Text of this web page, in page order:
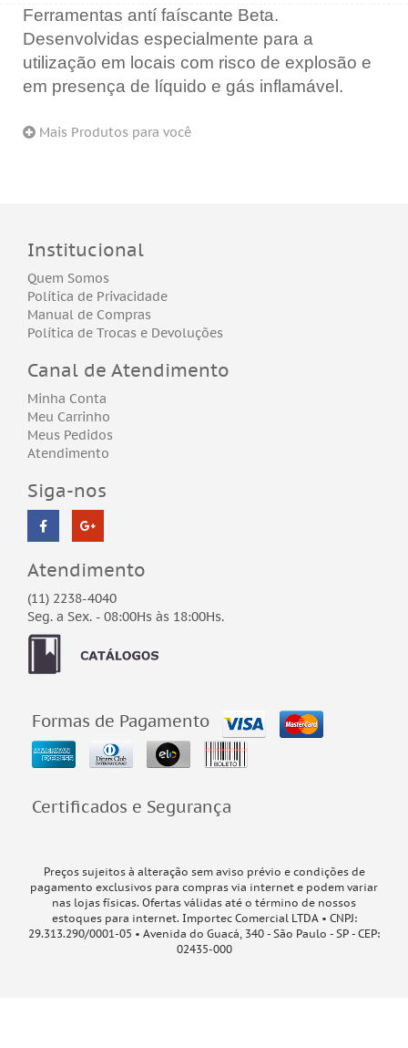
Ferramentas antí faíscante Beta.
Desenvolvidas especialmente para a
utilização em locais com risco de explosão e
em presença de líquido e gás inflamável.
Mais Produtos para você
Institucional
Quem Somos
Política de Privacidade
Manual de Compras
Política de Trocas e Devoluções
Canal de Atendimento
Minha Conta
Meu Carrinho
Meus Pedidos
Atendimento
Siga-nos
Atendimento
(11) 2238-4040
Seg. a Sex. - 08:00Hs às 18:00Hs.
Formas de Pagamento
Certificados e Segurança
Preços sujeitos à alteração sem aviso prévio e condições de
pagamento exclusivos para compras via internet e podem variar
nas lojas físicas. Ofertas válidas até o término de nossos
estoques para internet. Importec Comercial LTDA • CNPJ:
29.313.290/0001-05 • Avenida do Guacá, 340 - São Paulo - SP - CEP:
02435-000